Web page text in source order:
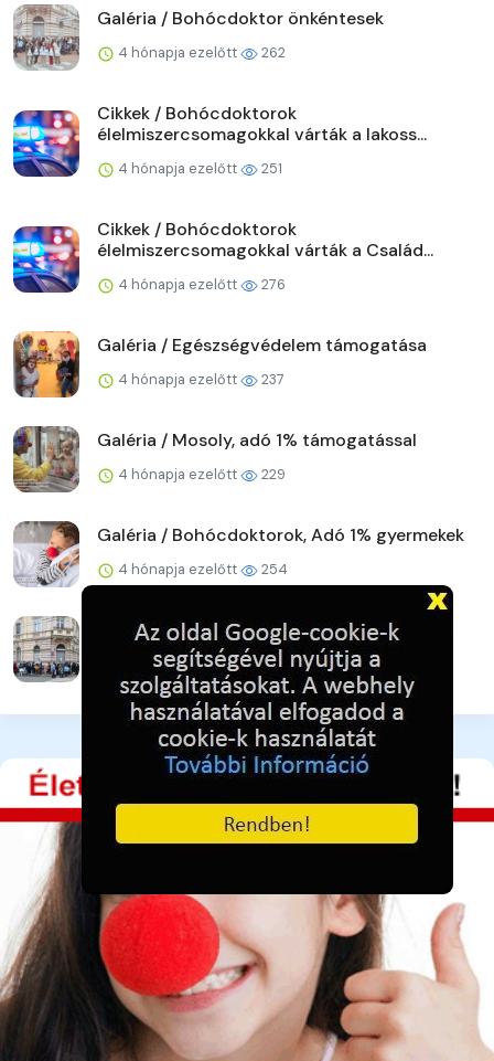
Galéria / Bohócdoktor önkéntesek
4 hónapja ezelőtt 262
Cikkek / Bohócdoktorok
élelmiszercsomagokkal várták a lakoss...
4 hónapja ezelőtt 251
Cikkek / Bohócdoktorok
élelmiszercsomagokkal várták a Család...
4 hónapja ezelőtt 276
Galéria / Egészségvédelem támogatása
4 hónapja ezelőtt 237
Galéria / Mosoly, adó 1% támogatással
4 hónapja ezelőtt 229
Galéria / Bohócdoktorok, Adó 1% gyermekek
4 hónapja ezelőtt 254
Galéria / Adományra várva - pillanatkép
4 hónapja ezelőtt 242